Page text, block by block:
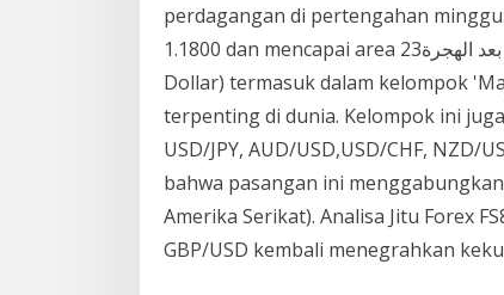
perdagangan di pertengahan
1.1800 dan mencapai area 23‏‏/4‏‏/1441 بعد الهجرة Pasangan mata uang EUR/USD (atau Euro
Dollar) termasuk dalam kelompok
terpenting di dunia. Kelompok ini
USD/JPY, AUD/USD,USD/CHF,
bahwa pasangan ini
Amerika Serikat). Analisa Jitu Forex
GBP/USD kembali menegrahkan